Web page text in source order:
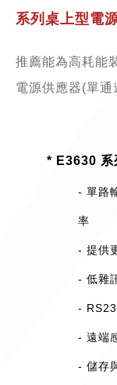
系列桌上型電
推薦能為高耗能
電源供應器(單
* E3630 系
- 單路
率
- 提供
- 低雜
-
- 遠端
- 儲存